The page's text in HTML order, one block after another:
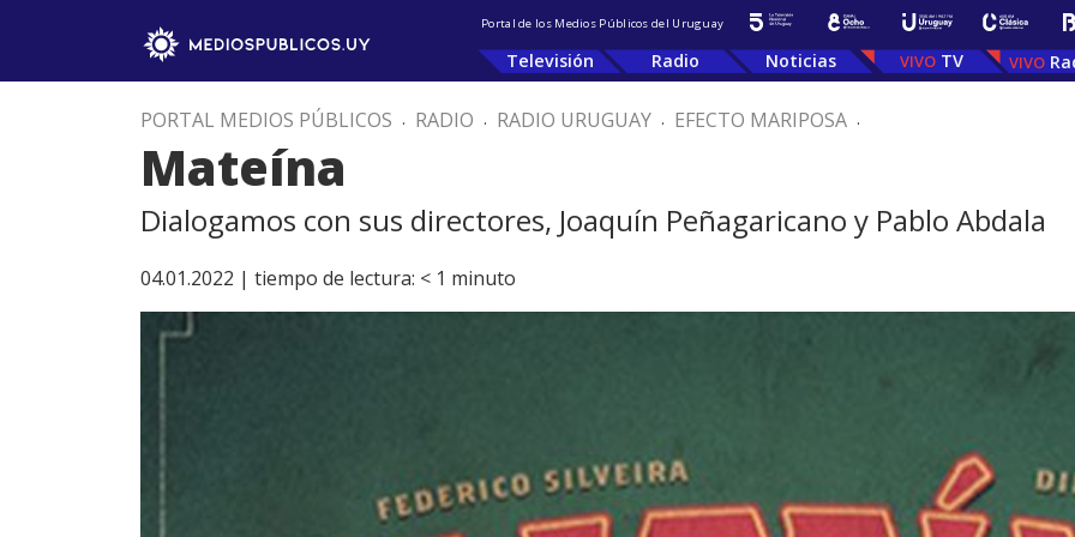
Portal de los Medios Públicos del Uruguay
Televisión Radio Noticias TV
PORTAL MEDIOS PÚBLICOS . RADIO . RADIO URUGUAY . EFECTO MARIPOSA .
Mateína
Dialogamos con sus directores, Joaquín Peñagaricano y Pablo Abdala
04.01.2022 | tiempo de lectura: < 1 minuto